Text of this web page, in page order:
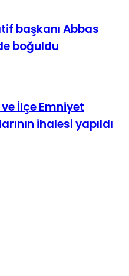
başkanı Abbas
boğuldu
İlçe Emniyet
ihalesi yapıldı